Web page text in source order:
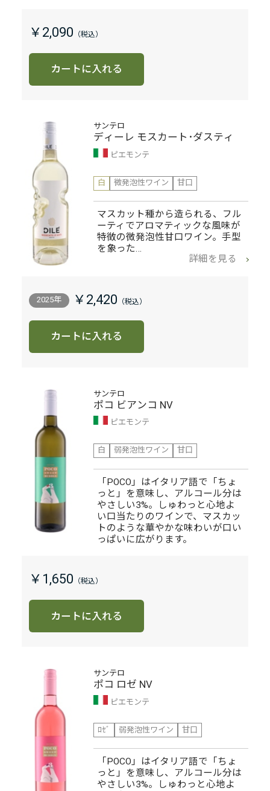
￥2,090
カートに入れる
サンテロ
ディーレ モスカート･ダスティ
ピエモンテ
白 微発泡性ワイン 甘口
マスカット種から造られる、フル
ーティでアロマティックな風味が
特徴の微発泡性甘口ワイン。手型
を象った…
詳細を見る
2025年 ￥2,420
カートに入れる
サンテロ
ポコ ビアンコ NV
ピエモンテ
白 弱発泡性ワイン 甘口
「POCO」はイタリア語で「ちょ
っと」を意味し、アルコール分は
やさしい3%。しゅわっと心地よ
い口当たりのワインで、マスカッ
トのような華やかな味わいが口い
っぱいに広がります。
￥1,650
カートに入れる
サンテロ
ポコ ロゼ NV
ピエモンテ
ﾛｾﾞ 弱発泡性ワイン 甘口
「POCO」はイタリア語で「ちょ
っと」を意味し、アルコール分は
やさしい3%。しゅわっと心地よ